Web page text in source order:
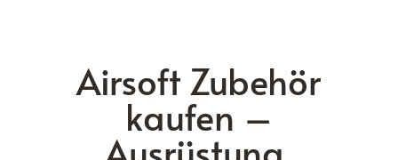
Airsoft Zubehör
kaufen –